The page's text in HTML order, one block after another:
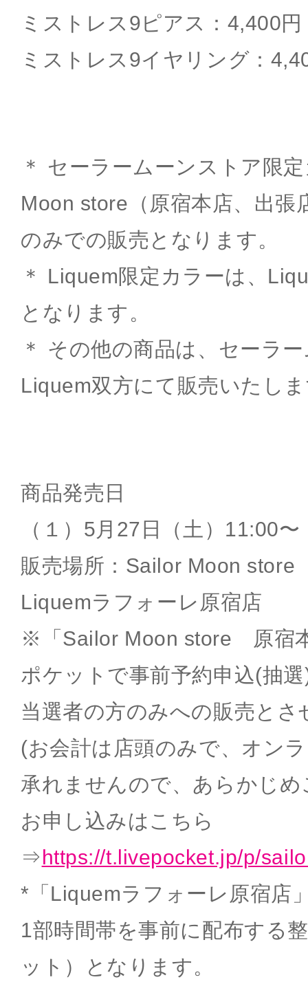
ミストレス9ピアス：4,400円
ミストレス9イヤリング：
＊ セーラームーンストア限
Moon store（原宿本店、出張
のみでの販売となります。
＊ Liquem限定カラーは、
となります。
＊ その他の商品は、セーラ
Liquem双方にて販売いたし
商品発売日
（１）5月27日（土）11:00〜
販売場所：Sailor Moon
Liquemラフォーレ原宿店
※「Sailor Moon store 原宿
ポケットで事前予約申込(抽
当選者の方のみへの販売と
(お会計は店頭のみで、オン
承れませんので、あらかじ
お申し込みはこちら
⇒ https://t.livepocket.jp/p/
*「Liquemラフォーレ原宿店
1部時間帯を事前に配布する
ット）となります。